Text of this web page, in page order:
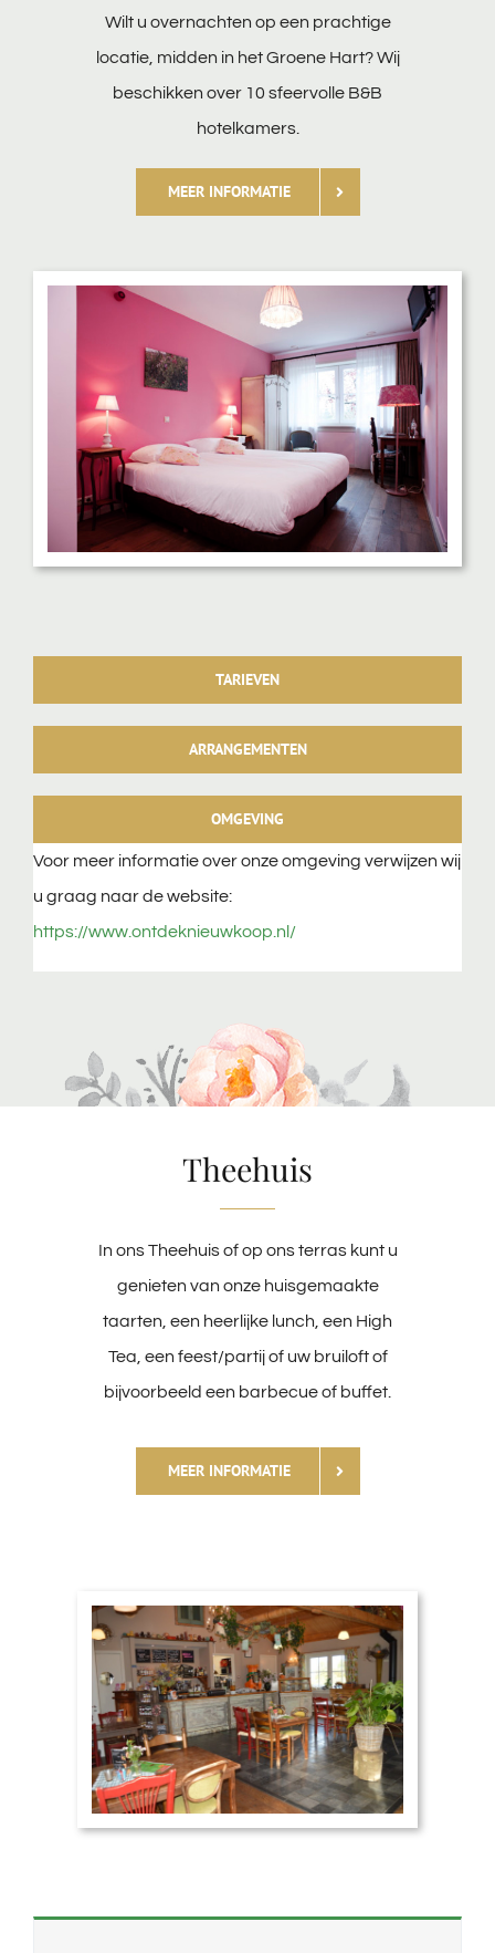
Wilt u overnachten op een prachtige
locatie, midden in het Groene Hart? Wij
beschikken over 10 sfeervolle B&B
hotelkamers.
MEER INFORMATIE
TARIEVEN
ARRANGEMENTEN
OMGEVING
Voor meer informatie over onze omgeving verwijzen wij
u graag naar de website:
https://www.ontdeknieuwkoop.nl/
Theehuis
In ons Theehuis of op ons terras kunt u
genieten van onze huisgemaakte
taarten, een heerlijke lunch, een High
Tea, een feest/partij of uw bruiloft of
bijvoorbeeld een barbecue of buffet.
MEER INFORMATIE